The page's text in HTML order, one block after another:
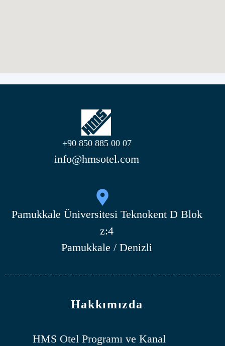
+90 850 885 00 07
info@hmsotel.com
Pamukkale Üniversitesi Teknokent D Blok
z:4
Pamukkale / Denizli
Hakkımızda
HMS Otel Programı ve Kanal